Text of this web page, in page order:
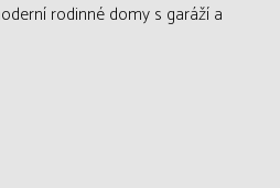
rodinné domy s garáží a